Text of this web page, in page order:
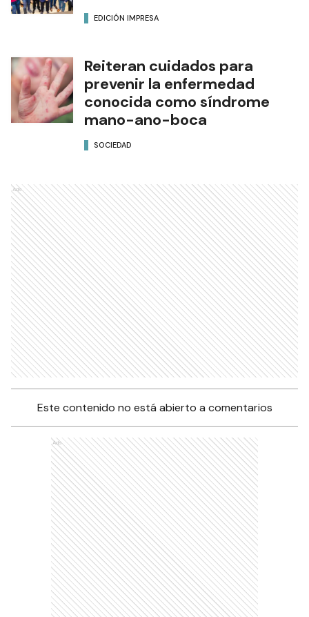
EDICIÓN IMPRESA
Reiteran cuidados para
prevenir la enfermedad
conocida como síndrome
mano-ano-boca
SOCIEDAD
Ads
Este contenido no está abierto a comentarios
Ads